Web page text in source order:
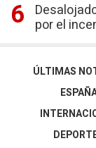
por el
ÚLTIMAS